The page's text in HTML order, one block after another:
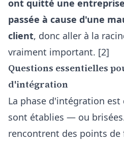
ont quitté une
passée à cause d'une
client, donc aller à la
vraiment important. [2]
Questions essentielles
d'intégration
La phase d'intégration
sont établies — ou
rencontrent des points